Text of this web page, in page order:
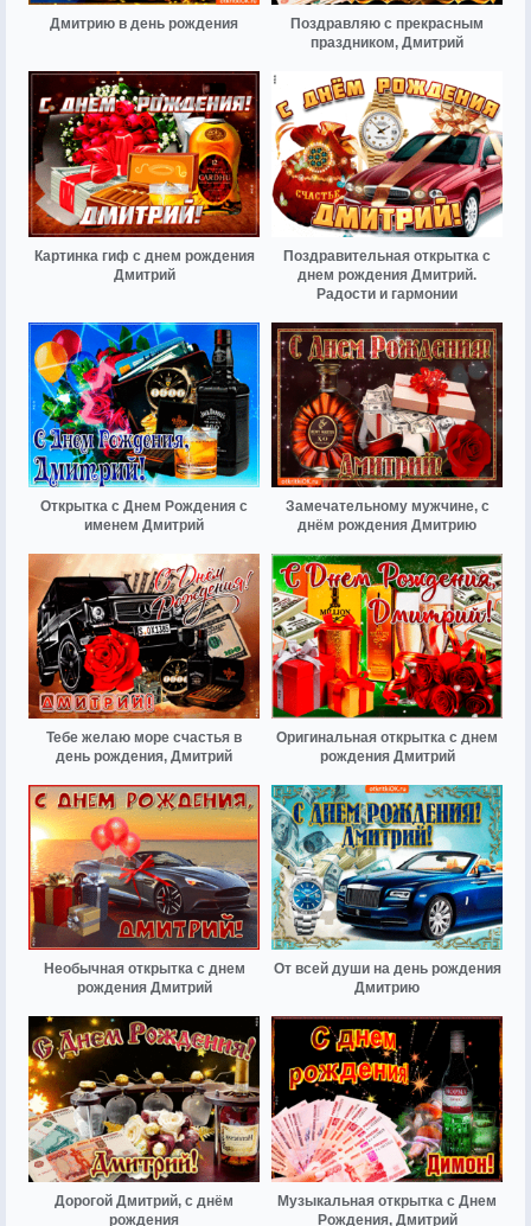
Дмитрию в день рождения
Поздравляю с прекрасным
праздником, Дмитрий
Картинка гиф с днем рождения
Дмитрий
Поздравительная открытка с
днем рождения Дмитрий.
Радости и гармонии
Открытка с Днем Рождения с
именем Дмитрий
Замечательному мужчине, с
днём рождения Дмитрию
Тебе желаю море счастья в
день рождения, Дмитрий
Оригинальная открытка с днем
рождения Дмитрий
Необычная открытка с днем
рождения Дмитрий
От всей души на день рождения
Дмитрию
Дорогой Дмитрий, с днём
рождения
Музыкальная открытка с Днем
Рождения, Дмитрий